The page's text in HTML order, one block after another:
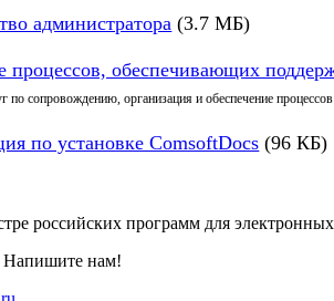
администратора (3.7 МБ)
процессов, обеспечивающих
по сопровождению, организация и обеспечение
по установке ComsoftDocs (96 КБ)
российских программ для
Напишите нам!